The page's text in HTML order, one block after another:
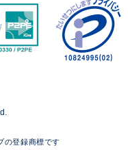
の登録商標です